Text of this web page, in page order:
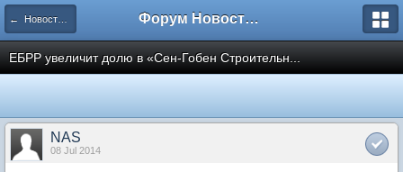
← Новости рынка недвижимости Форум Новостройки
ЕБРР увеличит долю в «Сен-Гобен Строительн...
NAS
08 Jul 2014